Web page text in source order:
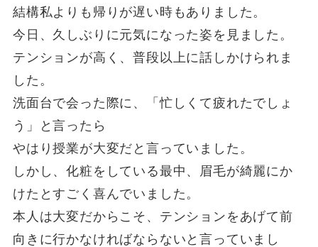
結構私よりも帰りが遅い時もありました。
今日、久しぶりに元気になった姿を見ました。
テンションが高く、普段以上に話しかけられま
した。
洗面台で会った際に、「忙しくて疲れたでしょ
う」と言ったら
やはり授業が大変だと言っていました。
しかし、化粧をしている最中、眉毛が綺麗にか
けたとすごく喜んでいました。
本人は大変だからこそ、テンションをあげて前
向きに行かなければならないと言っていまし